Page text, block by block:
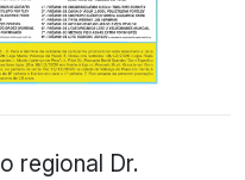
regional Dr.